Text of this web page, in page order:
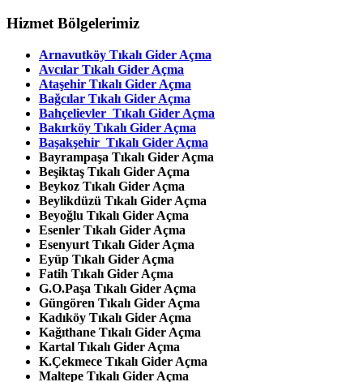
Hizmet Bölgelerimiz
Arnavutköy Tıkalı Gider Açma
Avcılar Tıkalı Gider Açma
Ataşehir Tıkalı Gider Açma
Bağcılar Tıkalı Gider Açma
Bahçelievler Tıkalı Gider Açma
Bakırköy Tıkalı Gider Açma
Başakşehir Tıkalı Gider Açma
Bayrampaşa Tıkalı Gider Açma
Beşiktaş Tıkalı Gider Açma
Beykoz Tıkalı Gider Açma
Beylikdüzü Tıkalı Gider Açma
Beyoğlu Tıkalı Gider Açma
Esenler Tıkalı Gider Açma
Esenyurt Tıkalı Gider Açma
Eyüp Tıkalı Gider Açma
Fatih Tıkalı Gider Açma
G.O.Paşa Tıkalı Gider Açma
Güngören Tıkalı Gider Açma
Kadıköy Tıkalı Gider Açma
Kağıthane Tıkalı Gider Açma
Kartal Tıkalı Gider Açma
K.Çekmece Tıkalı Gider Açma
Maltepe Tıkalı Gider Açma